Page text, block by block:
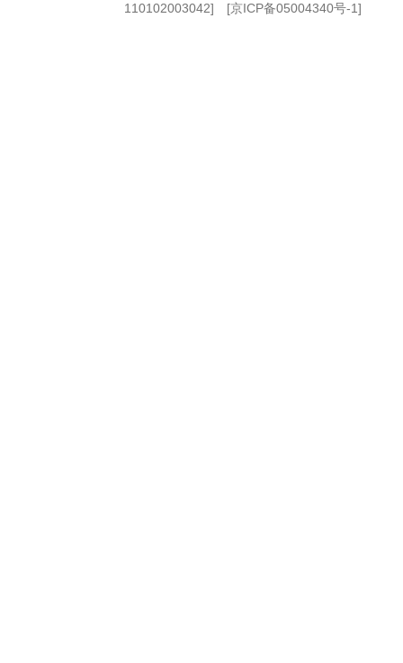
110102003042] [京ICP备05004340号-1]